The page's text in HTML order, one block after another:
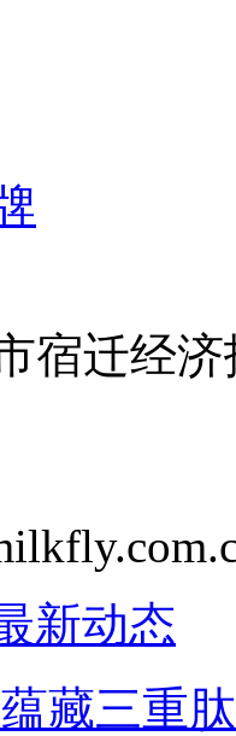
宿迁经
新动态
藏三重